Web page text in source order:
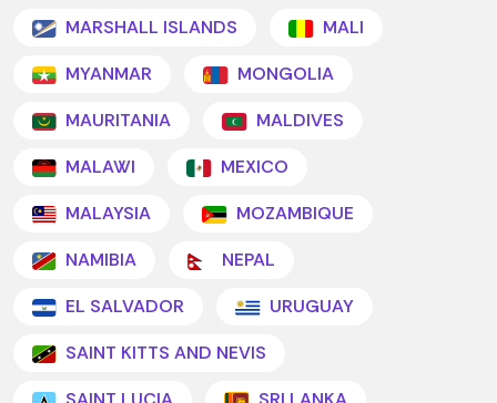
MARSHALL ISLANDS
MALI
MYANMAR
MONGOLIA
MAURITANIA
MALDIVES
MALAWI
MEXICO
MALAYSIA
MOZAMBIQUE
NAMIBIA
NEPAL
EL SALVADOR
URUGUAY
SAINT KITTS AND NEVIS